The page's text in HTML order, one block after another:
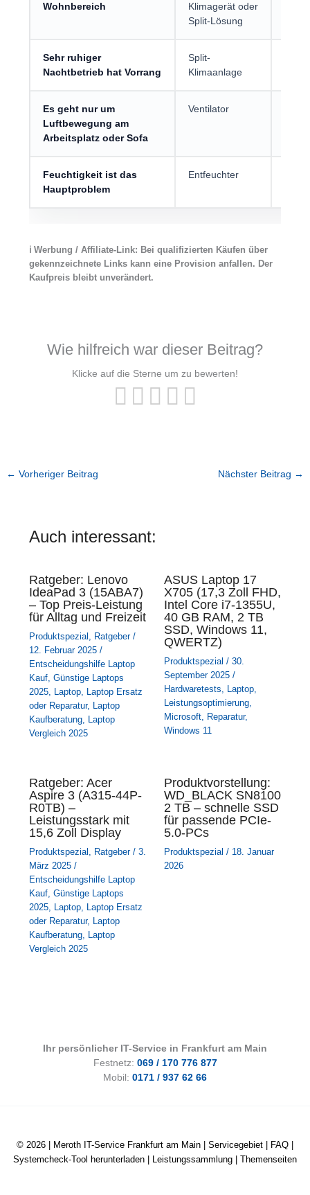
Wohnbereich
Klimagerät oder
Split-Lösung
Sehr ruhiger
Nachtbetrieb hat Vorrang
Split-
Klimaanlage
Es geht nur um
Luftbewegung am
Arbeitsplatz oder Sofa
Ventilator
Feuchtigkeit ist das
Hauptproblem
Entfeuchter
ℹ︎ Werbung / Affiliate-Link: Bei qualifizierten Käufen über
gekennzeichnete Links kann eine Provision anfallen. Der
Kaufpreis bleibt unverändert.
Wie hilfreich war dieser Beitrag?
Klicke auf die Sterne um zu bewerten!
← Vorheriger Beitrag Nächster Beitrag →
Auch interessant:
Ratgeber: Lenovo
IdeaPad 3 (15ABA7)
– Top Preis-Leistung
für Alltag und Freizeit
Produktspezial , Ratgeber/
12. Februar 2025 /
Entscheidungshilfe Laptop
Kauf, Günstige Laptops
2025, Laptop, Laptop Ersatz
oder Reparatur, Laptop
Kaufberatung, Laptop
Vergleich 2025
ASUS Laptop 17
X705 (17,3 Zoll FHD,
Intel Core i7-1355U,
40 GB RAM, 2 TB
SSD, Windows 11,
QWERTZ)
Produktspezial / 30.
September 2025 /
Hardwaretests, Laptop,
Leistungsoptimierung,
Microsoft, Reparatur,
Windows 11
Ratgeber: Acer
Aspire 3 (A315-44P-
R0TB) –
Leistungsstark mit
15,6 Zoll Display
Produktspezial , Ratgeber/ 3.
März 2025 /
Entscheidungshilfe Laptop
Kauf, Günstige Laptops
2025, Laptop, Laptop Ersatz
oder Reparatur, Laptop
Kaufberatung, Laptop
Vergleich 2025
Produktvorstellung:
WD_BLACK SN8100
2 TB – schnelle SSD
für passende PCIe-
5.0-PCs
Produktspezial / 18. Januar
2026
Ihr persönlicher IT-Service in Frankfurt am Main
Festnetz: 069 / 170 776 877
Mobil: 0171 / 937 62 66
© 2026 | Meroth IT-Service Frankfurt am Main Servicegebiet FAQ
Systemcheck-Tool herunterladen
Leistungssammlung Themenseiten